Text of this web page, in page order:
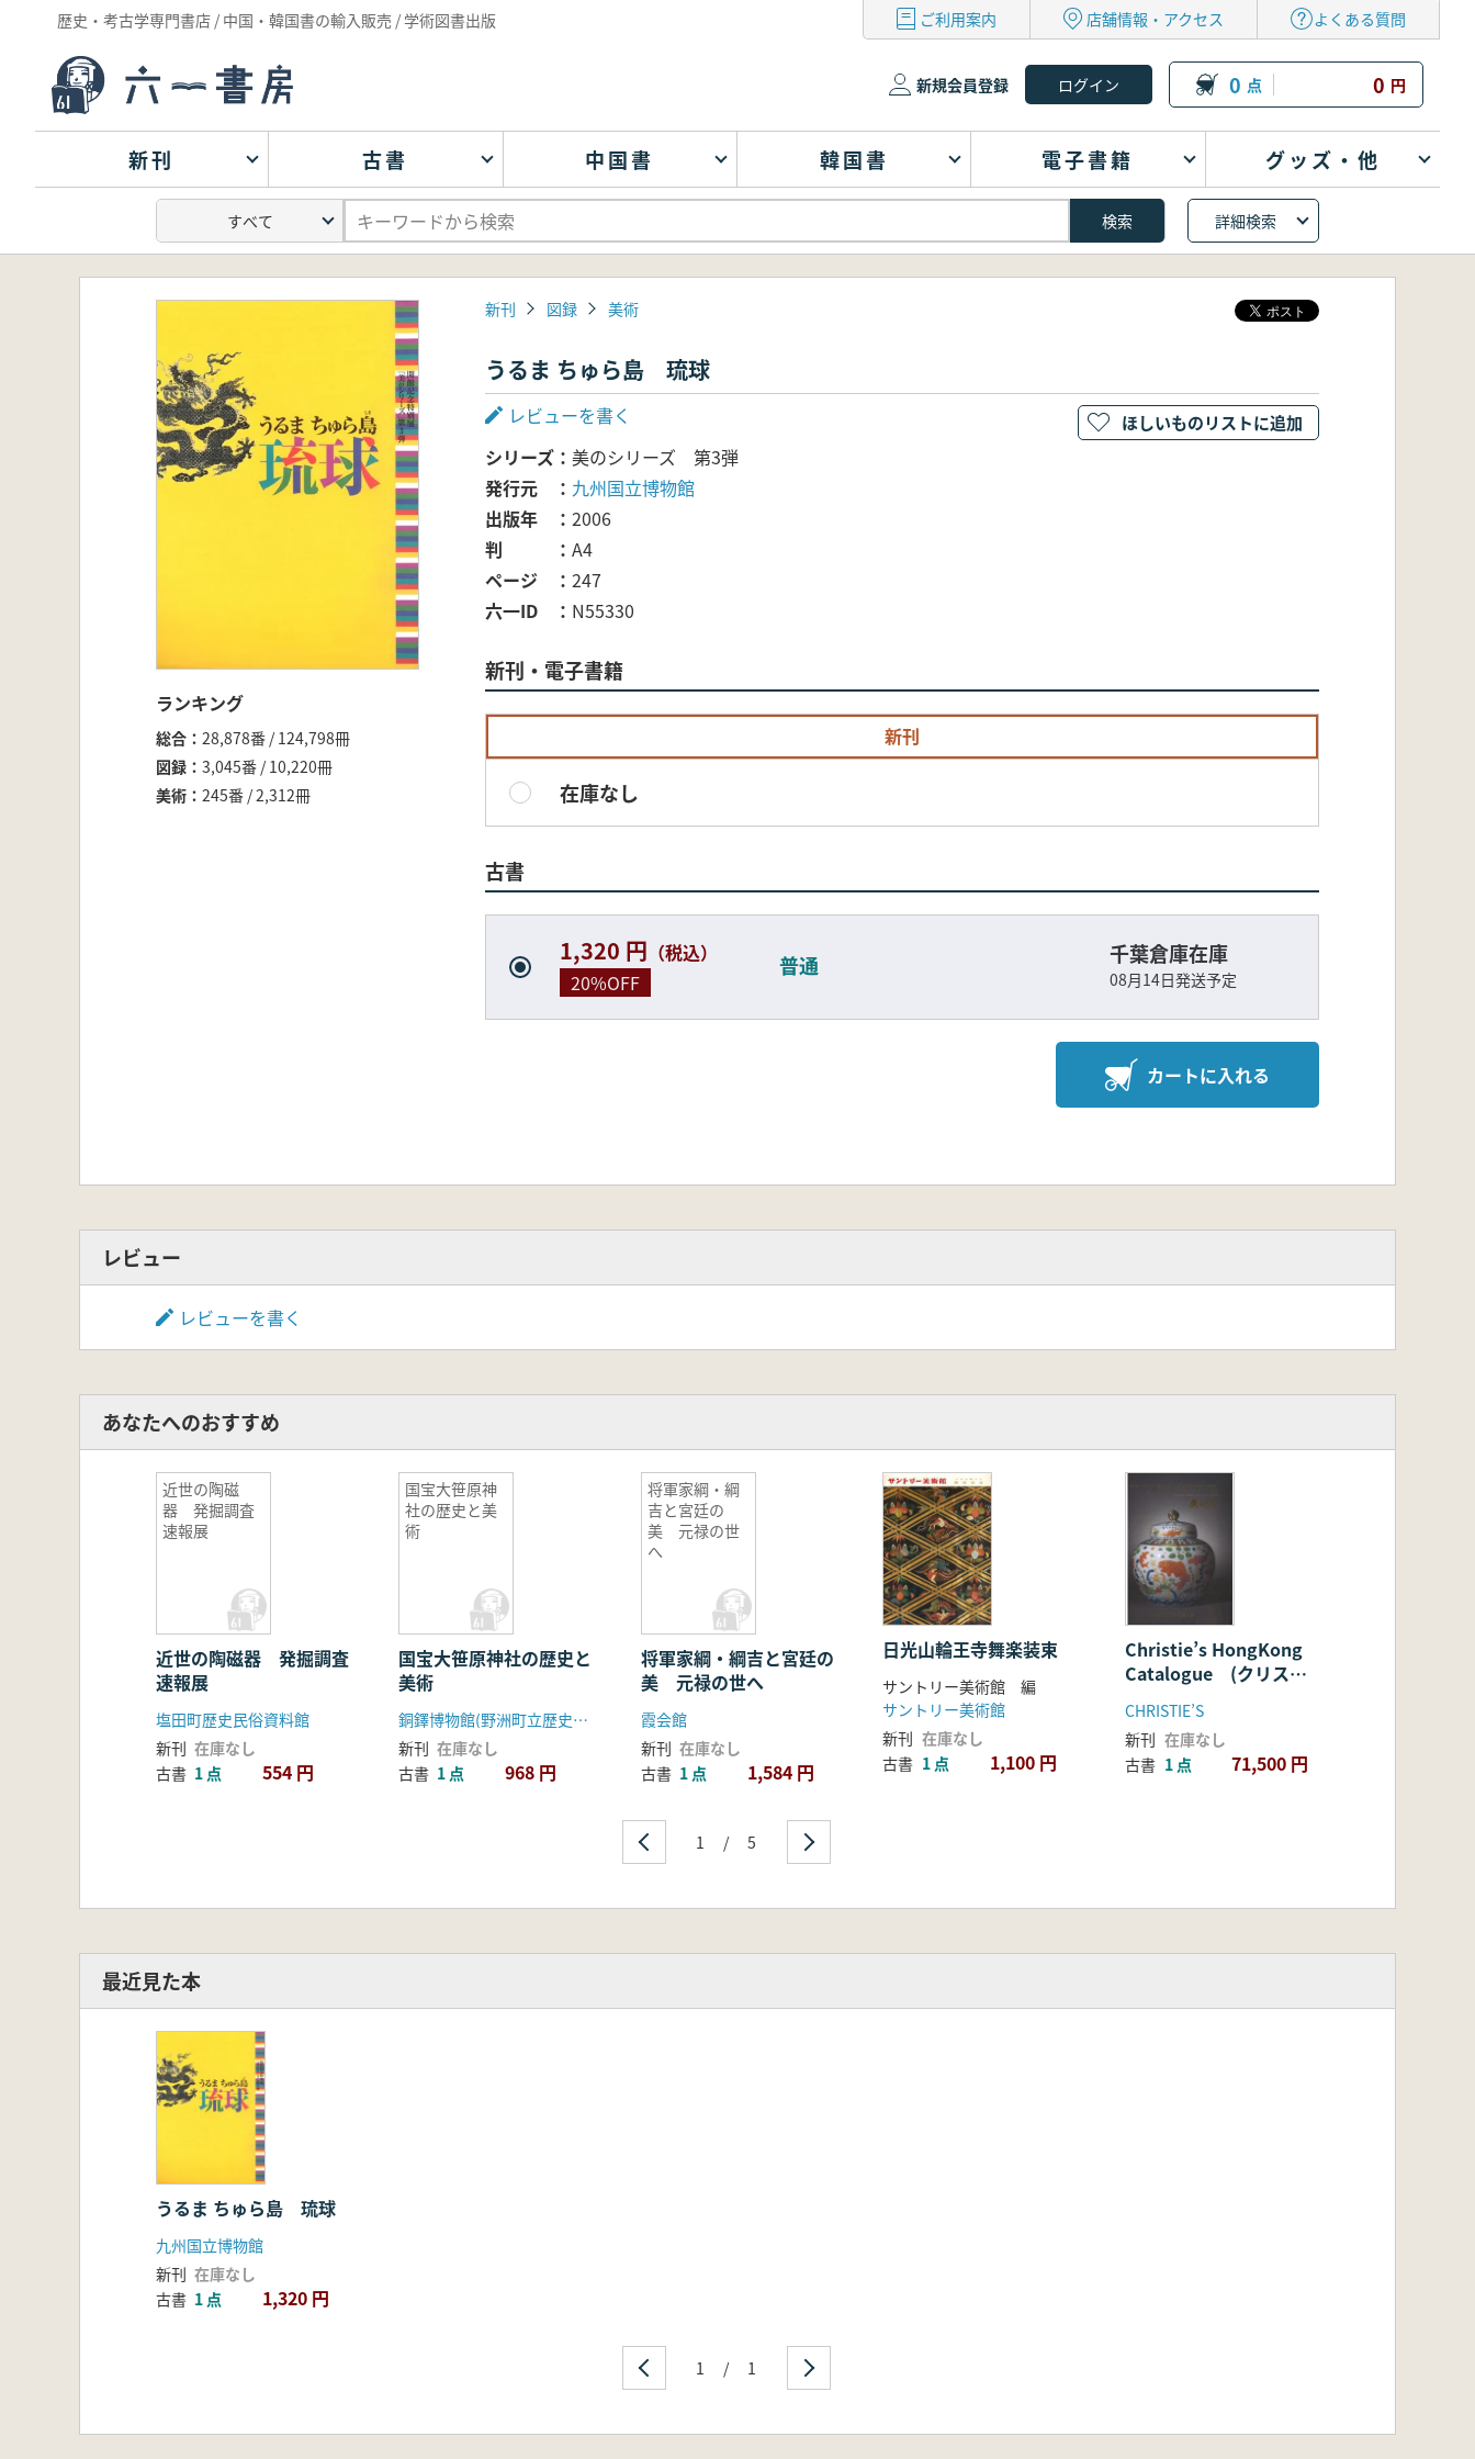
歴史・考古学専門書店 / 中国・韓国書の輸入販売 / 学術図書出版 ご利用案内 店舗情報・アクセス よくある質問
新規会員登録 0 点 0 円
新刊 古書 中国書 韓国書 電子書籍 グッズ・他
詳細検索
ランキング
総合
28,878番 / 124,798冊
図録
3,045番 / 10,220冊
美術
245番 / 2,312冊
新刊 図録 美術
うるま ちゅら島 琉球
レビューを書く
シリーズ
美のシリーズ 第3弾
発行元
九州国立博物館
出版年
2006
判
A4
ページ
247
六一ID
N55330
新刊・電子書籍
新刊
在庫なし
古書
1,320 円 （税込）
20%OFF
普通 千葉倉庫在庫
08月14日発送予定
カートに入れる
ほしいものリストに追加
レビュー
レビューを書く
あなたへのおすすめ
近世の陶磁
器 発掘調査
速報展
近世の陶磁器 発掘調査
速報展
塩田町歴史民俗資料館
新刊 在庫なし
古書 1 点 554 円
国宝大笹原神
社の歴史と美
術
国宝大笹原神社の歴史と
美術
銅鐸博物館(野洲町立歴史民俗資料館)
新刊 在庫なし
古書 1 点 968 円
将軍家綱・綱
吉と宮廷の
美 元禄の世
へ
将軍家綱・綱吉と宮廷の
美 元禄の世へ
霞会館
新刊 在庫なし
古書 1 点 1,584 円
日光山輪王寺舞楽装束
サントリー美術館 編
サントリー美術館
新刊 在庫なし
古書 1 点 1,100 円
Christie’s HongKong
Catalogue (クリステ
ィーズ 香港 カタロ
グ) 62冊セット
CHRISTIE’S
新刊 在庫なし
古書 1 点 71,500 円
1 / 5
最近見た本
うるま ちゅら島 琉球
九州国立博物館
新刊 在庫なし
古書 1 点 1,320 円
1 / 1